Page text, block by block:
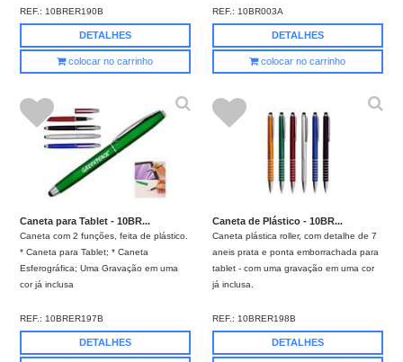
REF.: 10BRER190B
DETALHES
colocar no carrinho
REF.: 10BR003A
DETALHES
colocar no carrinho
Caneta para Tablet - 10BR...
Caneta com 2 funções, feita de plástico.
* Caneta para Tablet; * Caneta
Esferográfica; Uma Gravação em uma
cor já inclusa
REF.: 10BRER197B
DETALHES
Caneta de Plástico - 10BR...
Caneta plástica roller, com detalhe de 7
aneis prata e ponta emborrachada para
tablet - com uma gravação em uma cor
já inclusa.
REF.: 10BRER198B
DETALHES